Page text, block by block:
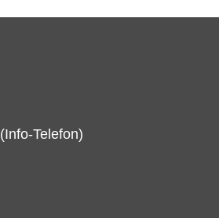
(Info-Telefon)